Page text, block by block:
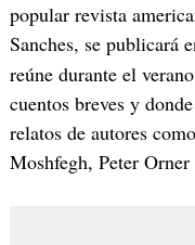
popular revista
Sanches, se publicará
reúne durante el
cuentos breves y
relatos de autores
Moshfegh, Peter